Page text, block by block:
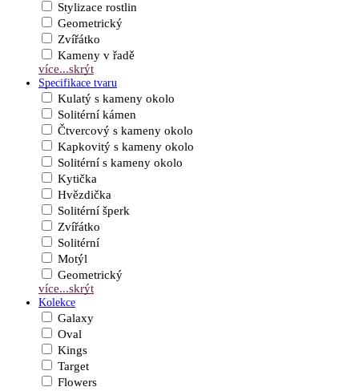
Stylizace rostlin
Geometrický
Zvířátko
Kameny v řadě
více...skrýt
Specifikace tvaru
Kulatý s kameny okolo
Solitérní kámen
Čtvercový s kameny okolo
Kapkovitý s kameny okolo
Solitérní s kameny okolo
Kytička
Hvězdička
Solitérní šperk
Zvířátko
Solitérní
Motýl
Geometrický
více...skrýt
Kolekce
Galaxy
Oval
Kings
Target
Flowers